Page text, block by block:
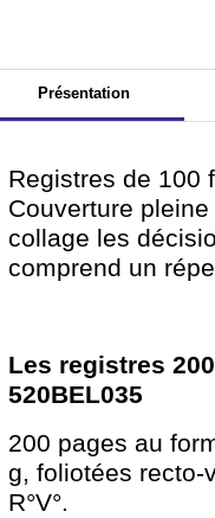
Présentation
Registres de 100
Couverture
collage les
comprend un
Les registres
520BEL035
200 pages au
g, foliotées recto-
R°V°.